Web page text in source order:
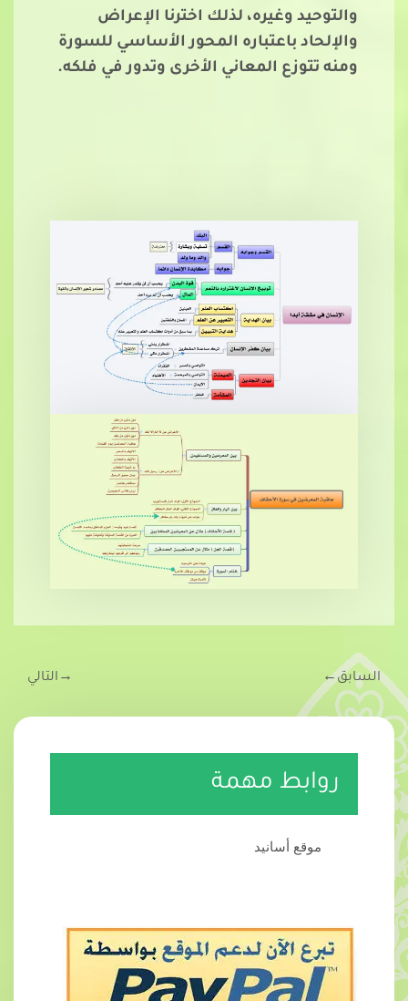
والتوحيد وغيره، لذلك اخترنا الإعراض
والإلحاد باعتباره المحور الأساسي للسورة
ومنه تتوزع المعاني الأخرى وتدور في فلكه.
السابق←
→ التالي
روابط مهمة
موقع أسانيد